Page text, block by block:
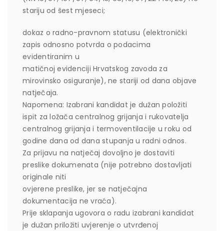
stariju od šest mjeseci;
dokaz o radno-pravnom statusu (elektronički
zapis odnosno potvrda o podacima
evidentiranim u
matičnoj evidenciji Hrvatskog zavoda za
mirovinsko osiguranje), ne stariji od dana objave
natječaja.
Napomena: Izabrani kandidat je dužan položiti
ispit za ložača centralnog grijanja i rukovatelja
centralnog grijanja i termoventilacije u roku od
godine dana od dana stupanja u radni odnos.
Za prijavu na natječaj dovoljno je dostaviti
preslike dokumenata (nije potrebno dostavljati
originale niti
ovjerene preslike, jer se natječajna
dokumentacija ne vraća).
Prije sklapanja ugovora o radu izabrani kandidat
je dužan priložiti uvjerenje o utvrđenoj